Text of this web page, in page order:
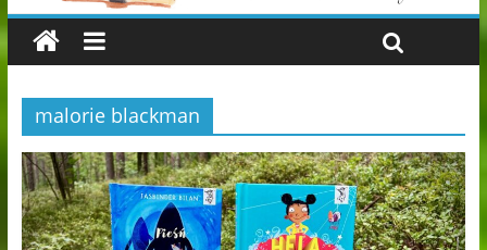
malorie blackman